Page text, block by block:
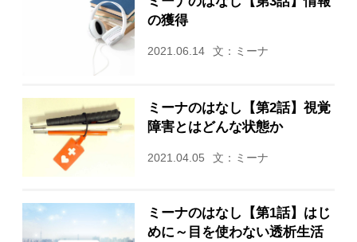
の獲得
2021.06.14 文：ミーナ
ミーナのはなし【第2話】視覚
障害とはどんな状態か
2021.04.05 文：ミーナ
ミーナのはなし【第1話】はじ
めに～目を使わない透析生活